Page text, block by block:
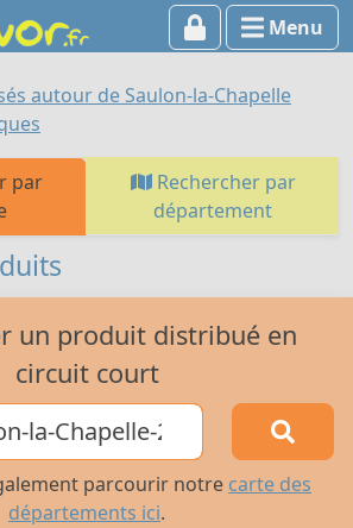
Menu
autour de Saulon-la-Chapelle
par
Rechercher par
département
un produit distribué en
circuit court
parcourir notre carte des
départements ici.